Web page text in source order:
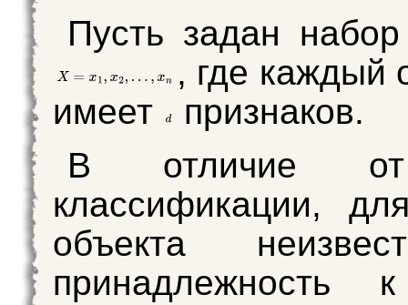
Пусть задан
, где каждый
имеет
признаков.
В отличие
классификации,
объекта
принадлежность